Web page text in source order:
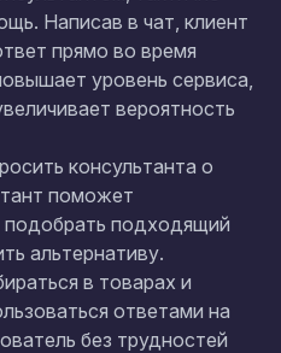
Написав в чат, клиент
прямо во время
уровень сервиса,
вероятность
консультанта о
поможет
подходящий
альтернативу.
в товарах и
ответами на
без трудностей